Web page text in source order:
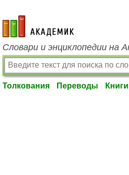
academic.ru
Словари и энциклопедии на
Толкования Переводы Книги